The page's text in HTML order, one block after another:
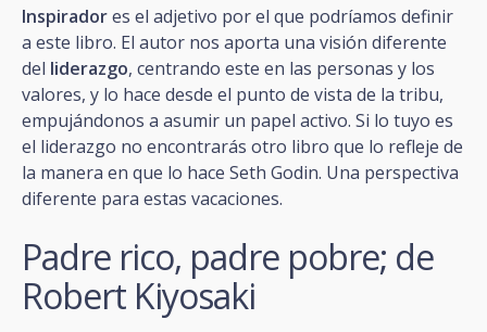
Inspiradores el adjetivo por el que podríamos definir
a este libro. El autor nos aporta una visión diferente
del liderazgo, centrando este en las personas y los
valores, y lo hace desde el punto de vista de la tribu,
empujándonos a asumir un papel activo. Si lo tuyo es
el liderazgo no encontrarás otro libro que lo refleje de
la manera en que lo hace Seth Godin. Una perspectiva
diferente para estas vacaciones.
Padre rico, padre pobre; de
Robert Kiyosaki